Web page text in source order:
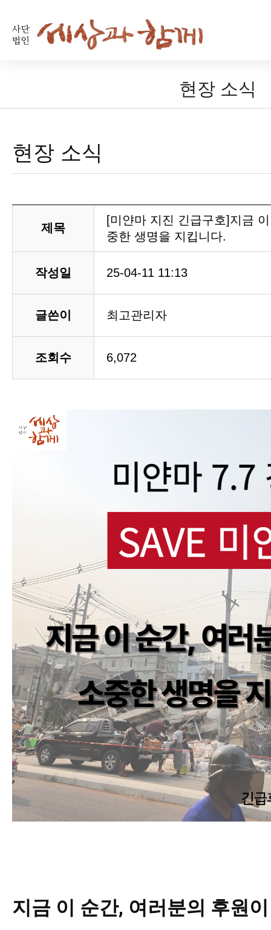
현장 소식
현장 소식
제목
[미얀마 지진 긴급구호]지금
중한 생명을 지킵니다.
작성일 25-04-11 11:13
글쓴이 최고관리자
조회수 6,072
지금 이 순간, 여러분의 후원